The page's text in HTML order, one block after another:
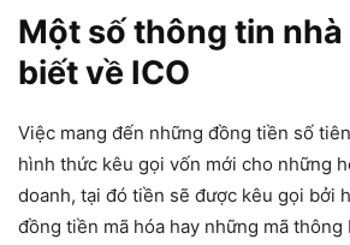
Một số thông tin
biết về ICO
Việc mang đến những đồng tiền số
hình thức kêu gọi vốn mới cho những
doanh, tại đó tiền sẽ được kêu gọi bởi
đồng tiền mã hóa hay những mã thông